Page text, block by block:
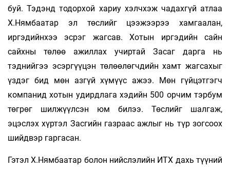
буй. Тэдэнд тодорхой хариу хэлчхэж чадахгүй атлаа
Х.Нямбаатар эл төслийг цээжээрээ хамгаалан,
иргэдийнхээ эсрэг жагсав. Хотын иргэдийн сайн
сайхны төлөө ажиллах учиртай Засаг дарга нь
тэднийгээ эсэргүүцэн төлөөлөгчдийн хамт жагсахыг
үздэг бид мөн азгүй хүмүүс ажээ. Мөн гүйцэтгэгч
компанид хотын удирдлага хэдийн 500 орчим тэрбум
төгрөг шилжүүлсэн юм билээ. Төслийг шалгаж,
эцэслэх хүртэл Засгийн газраас ажлыг нь түр зогсоох
шийдвэр гаргасан.
Гэтэл Х.Нямбаатар болон нийслэлийн ИТХ дахь түүний